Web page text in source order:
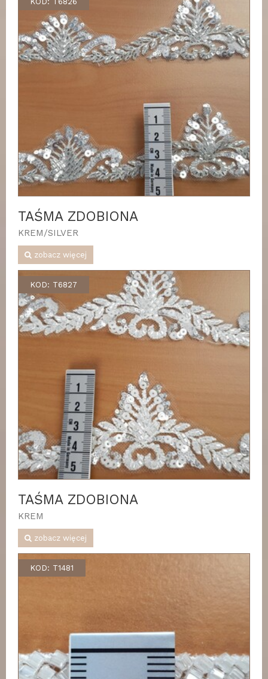
TAŚMA ZDOBIONA
KREM/SILVER
zobacz więcej
KOD: T6827
TAŚMA ZDOBIONA
KREM
zobacz więcej
KOD: T1481